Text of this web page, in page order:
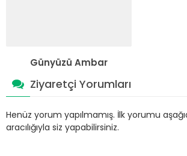
Günyüzü Ambar
Ziyaretçi Yorumları
Henüz yorum yapılmamış. İlk yorumu
aracılığıyla siz yapabilirsiniz.